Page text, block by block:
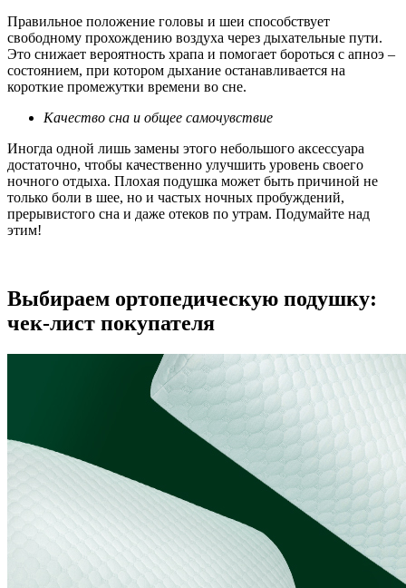
Правильное положение головы и шеи способствует
свободному прохождению воздуха через дыхательные пути.
Это снижает вероятность храпа и помогает бороться с апноэ –
состоянием, при котором дыхание останавливается на
короткие промежутки времени во сне.
Качество сна и общее самочувствие
Иногда одной лишь замены этого небольшого аксессуара
достаточно, чтобы качественно улучшить уровень своего
ночного отдыха. Плохая подушка может быть причиной не
только боли в шее, но и частых ночных пробуждений,
прерывистого сна и даже отеков по утрам. Подумайте над
этим!
Выбираем ортопедическую подушку:
чек-лист покупателя